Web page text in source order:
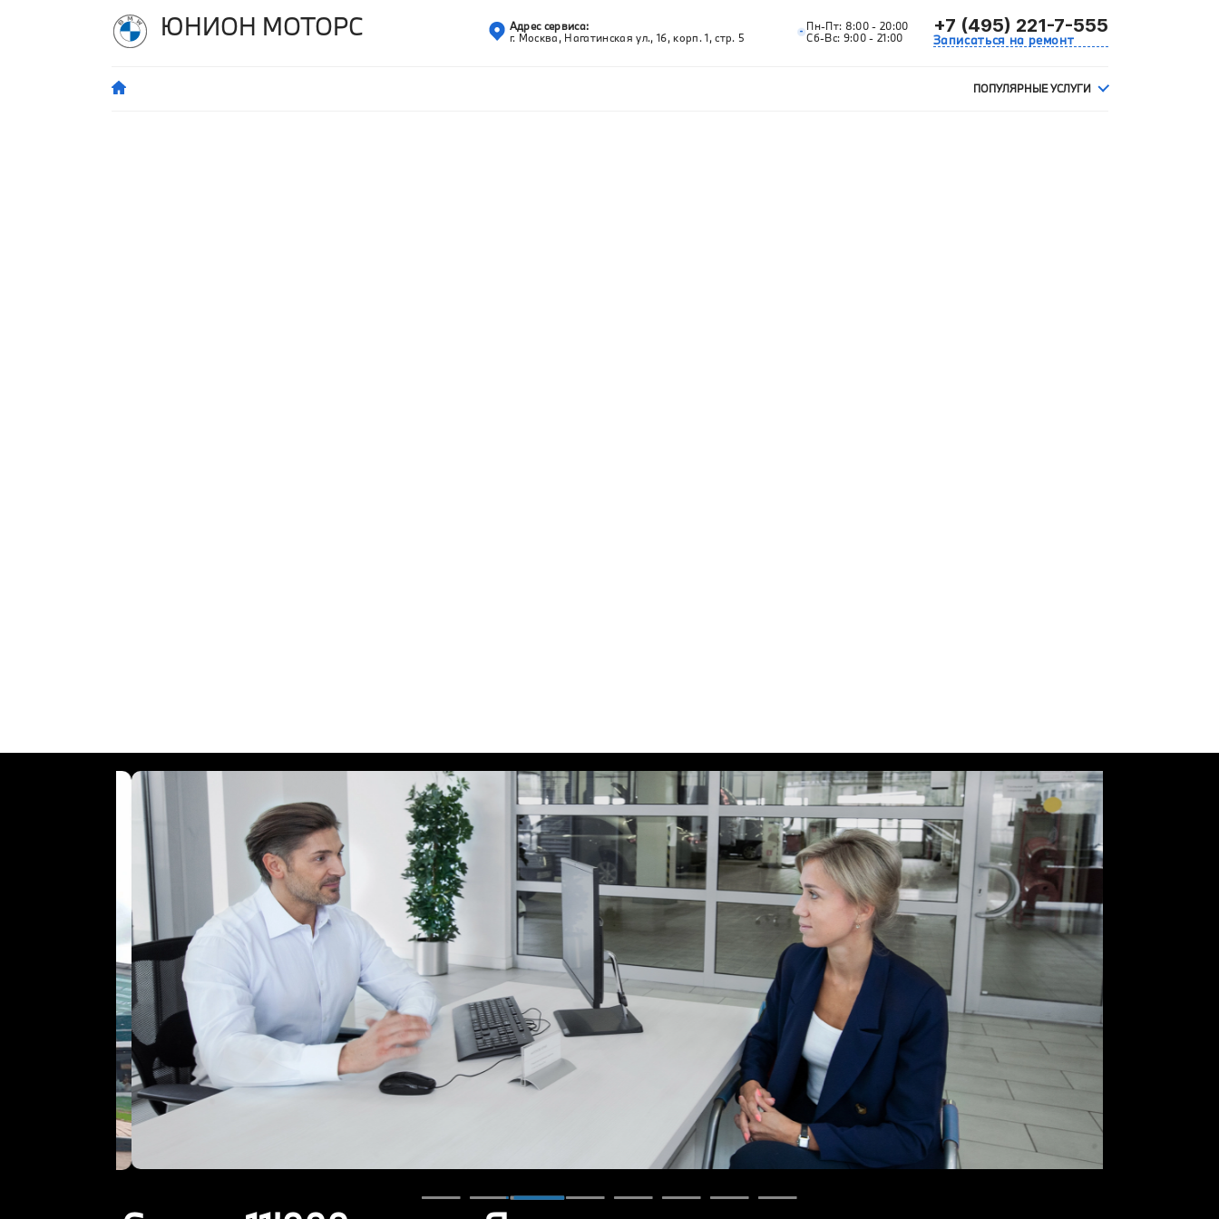
ЮНИОН МОТОРС
Адрес сервиса:
г. Москва, Нагатинская ул., 16, корп. 1, стр. 5
Пн-Пт: 8:00 - 20:00
Сб-Вс: 9:00 - 21:00
+7 (495) 221-7-555
Записаться на ремонт
ПОПУЛЯРНЫЕ УСЛУГИ